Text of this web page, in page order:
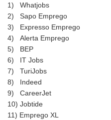
1) Whatjobs
2) Sapo Emprego
3) Expresso Emprego
4) Alerta Emprego
5) BEP
6) IT Jobs
7) TuriJobs
8) Indeed
9) CareerJet
10) Jobtide
11) Emprego XL